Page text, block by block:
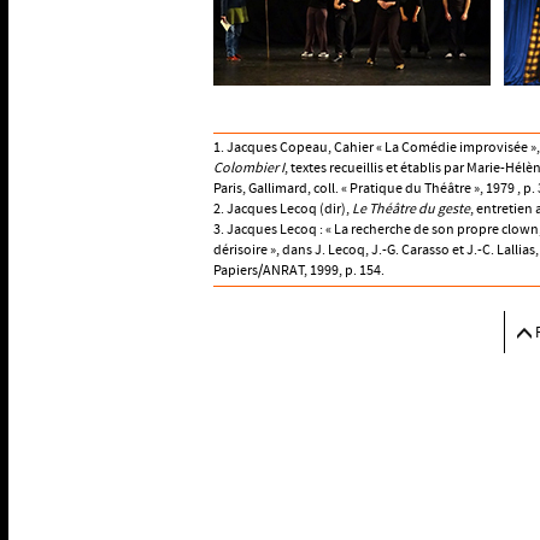
1. Jacques Copeau, Cahier « La Comédie improvisée
Colombier I, textes recueillis et établis par Marie-
Paris, Gallimard, coll. « Pratique du Théâtre », 1979 , p.
2. Jacques Lecoq (dir), Le Théâtre du geste, entretien
3. Jacques Lecoq : « La recherche de son propre
dérisoire », dans J. Lecoq, J.-G. Carasso et J.-C. Lallias,
Papiers/ANRAT, 1999, p. 154.